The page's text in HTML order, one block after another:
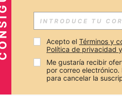
PARA RECIBIR OFERTAS
+ 57
Acepto el Términos y
Política de privacidad
Me gustaría recibir
por correo electrónico.
para cancelar la